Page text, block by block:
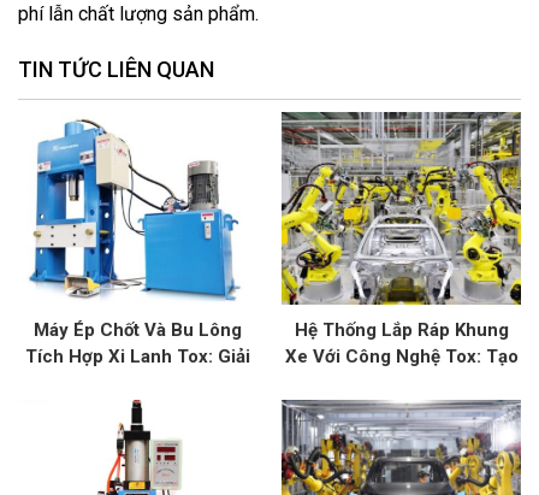
phí lẫn chất lượng sản phẩm.
TIN TỨC LIÊN QUAN
Máy Ép Chốt Và Bu Lông
Tích Hợp Xi Lanh Tox: Giải
Hệ Thống Lắp Ráp Khung
Xe Với Công Nghệ Tox: Tạo
Xe Hơi